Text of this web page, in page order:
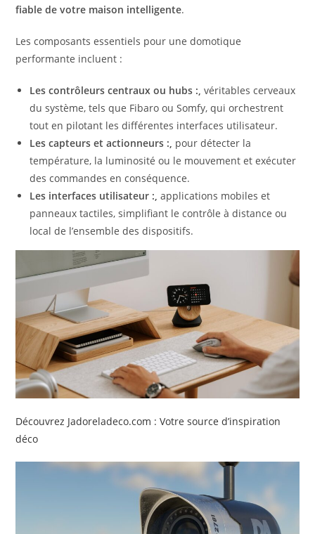
fiable de votre maison intelligente.
Les composants essentiels pour une domotique
performante incluent :
Les contrôleurs centraux ou hubs :, véritables cerveaux
du système, tels que Fibaro ou Somfy, qui orchestrent
tout en pilotant les différentes interfaces utilisateur.
Les capteurs et actionneurs :, pour détecter la
température, la luminosité ou le mouvement et exécuter
des commandes en conséquence.
Les interfaces utilisateur :, applications mobiles et
panneaux tactiles, simplifiant le contrôle à distance ou
local de l’ensemble des dispositifs.
Découvrez Jadoreladeco.com : Votre source d’inspiration
déco